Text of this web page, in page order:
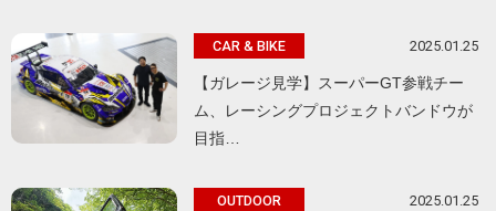
CAR & BIKE 2025.01.25
【ガレージ見学】スーパーGT参戦チー
ム、レーシングプロジェクトバンドウが
目指…
OUTDOOR 2025.01.25